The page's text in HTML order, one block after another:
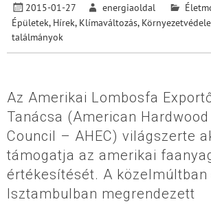
2015-01-27 energiaoldal
Épületek, Hírek, Klímaváltozás,
találmányok
Az Amerikai Lombosfa
Tanácsa (American
Council – AHEC) világszerte
támogatja az amerikai
értékesítését. A közelmúltban
Isztambulban megrendezett